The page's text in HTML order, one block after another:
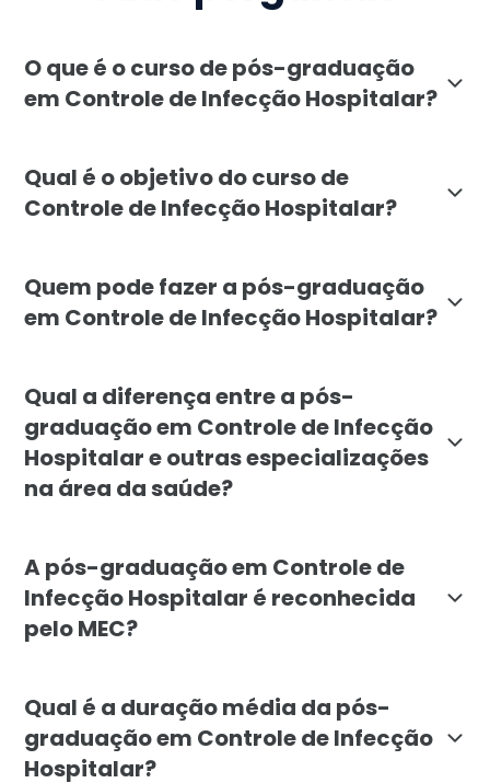
O que é o curso de pós-graduação
em Controle de Infecção Hospitalar?
Qual é o objetivo do curso de
Controle de Infecção Hospitalar?
Quem pode fazer a pós-graduação
em Controle de Infecção Hospitalar?
Qual a diferença entre a pós-
graduação em Controle de Infecção
Hospitalar e outras especializações
na área da saúde?
A pós-graduação em Controle de
Infecção Hospitalar é reconhecida
pelo MEC?
Qual é a duração média da pós-
graduação em Controle de Infecção
Hospitalar?